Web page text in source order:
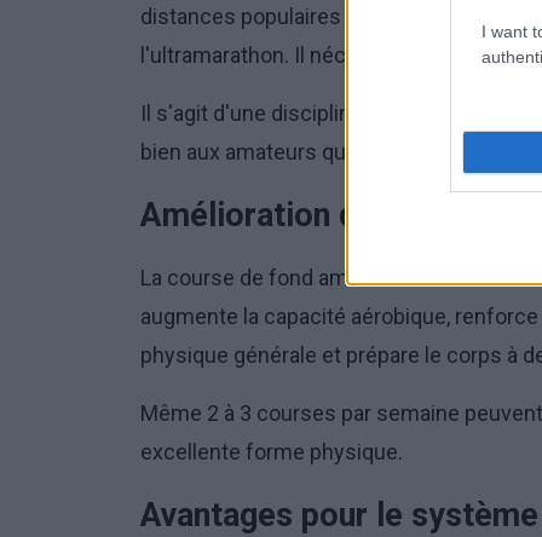
I want
distances populaires telles que le 10 km,
l'ultramarathon. Il nécessite une
Il s'agit d'une discipline qui associe
bien aux amateurs qu'aux professionnels.
Amélioration de la
La course de fond améliore
augmente la capacité aérobique,
physique générale et prépare le corps à
Même 2 à 3 courses par semaine
excellente forme physique.
Avantages pour le